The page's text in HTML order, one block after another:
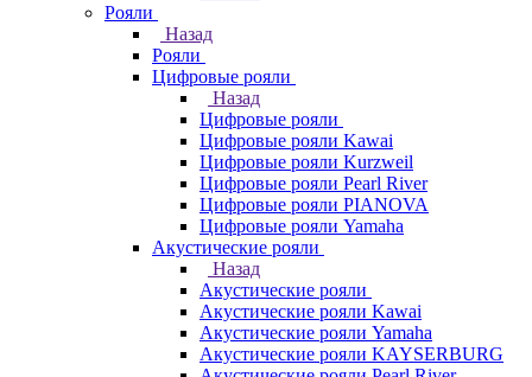
Рояли
Назад
Рояли
Цифровые рояли
Назад
Цифровые рояли
Цифровые рояли Kawai
Цифровые рояли Kurzweil
Цифровые рояли Pearl River
Цифровые рояли PIANOVA
Цифровые рояли Yamaha
Акустические рояли
Назад
Акустические рояли
Акустические рояли Kawai
Акустические рояли Yamaha
Акустические рояли KAYSERBURG